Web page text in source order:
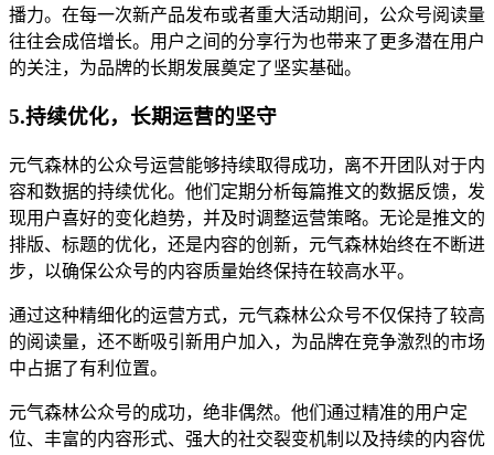
播力。在每一次新产品发布或者重大活动期间，公众号阅读量
往往会成倍增长。用户之间的分享行为也带来了更多潜在用户
的关注，为品牌的长期发展奠定了坚实基础。
5.持续优化，长期运营的坚守
元气森林的公众号运营能够持续取得成功，离不开团队对于内
容和数据的持续优化。他们定期分析每篇推文的数据反馈，发
现用户喜好的变化趋势，并及时调整运营策略。无论是推文的
排版、标题的优化，还是内容的创新，元气森林始终在不断进
步，以确保公众号的内容质量始终保持在较高水平。
通过这种精细化的运营方式，元气森林公众号不仅保持了较高
的阅读量，还不断吸引新用户加入，为品牌在竞争激烈的市场
中占据了有利位置。
元气森林公众号的成功，绝非偶然。他们通过精准的用户定
位、丰富的内容形式、强大的社交裂变机制以及持续的内容优